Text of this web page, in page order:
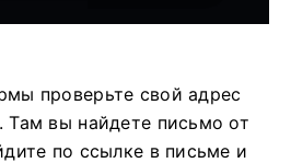
проверьте свой адрес
Там вы найдете письмо от
по ссылке в письме и